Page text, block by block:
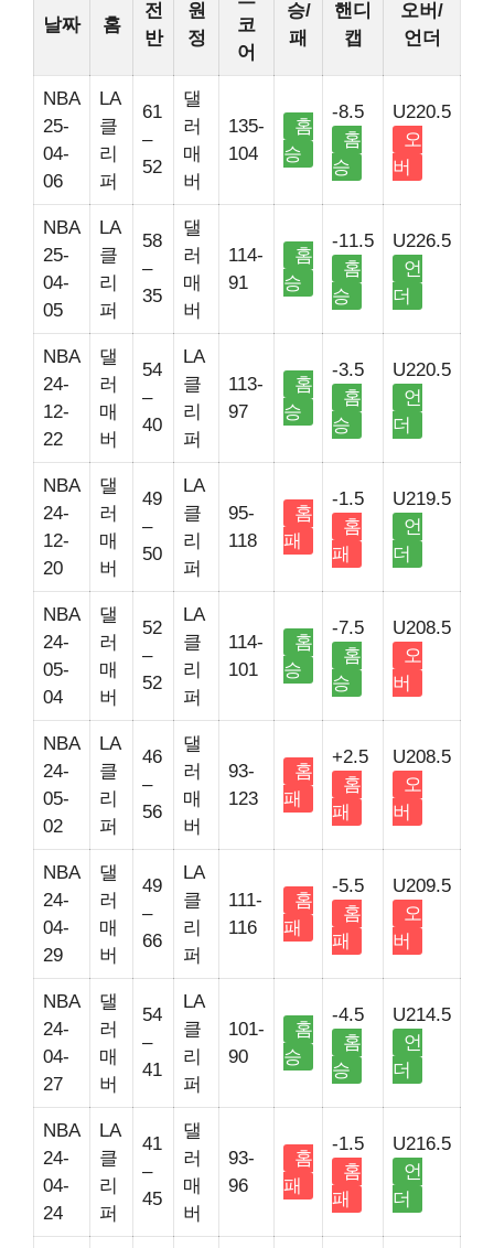
날짜 홈
전
반
원
정
코
어
승/
패
핸디
캡
오버/
언더
NBA
25-
04-
06
LA
클
리
퍼
61
–
52
댈
러
매
버
135-
104
홈
승
-8.5
홈
승
U220.5
오
버
NBA
25-
04-
05
LA
클
리
퍼
58
–
35
댈
러
매
버
114-
91
홈
승
-11.5
홈
승
U226.5
언
더
NBA
24-
12-
22
댈
러
매
버
54
–
40
LA
클
리
퍼
113-
97
홈
승
-3.5
홈
승
U220.5
언
더
NBA
24-
12-
20
댈
러
매
버
49
–
50
LA
클
리
퍼
95-
118
홈
패
-1.5
홈
패
U219.5
언
더
NBA
24-
05-
04
댈
러
매
버
52
–
52
LA
클
리
퍼
114-
101
홈
승
-7.5
홈
승
U208.5
오
버
NBA
24-
05-
02
LA
클
리
퍼
46
–
56
댈
러
매
버
93-
123
홈
패
+2.5
홈
패
U208.5
오
버
NBA
24-
04-
29
댈
러
매
버
49
–
66
LA
클
리
퍼
111-
116
홈
패
-5.5
홈
패
U209.5
오
버
NBA
24-
04-
27
댈
러
매
버
54
–
41
LA
클
리
퍼
101-
90
홈
승
-4.5
홈
승
U214.5
언
더
NBA
24-
04-
24
LA
클
리
퍼
41
–
45
댈
러
매
버
93-
96
홈
패
-1.5
홈
패
U216.5
언
더